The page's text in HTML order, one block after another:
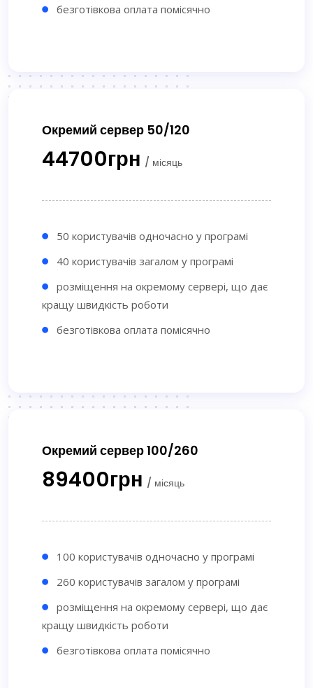
безготівкова оплата помісячно
Окремий сервер 50/120
44700грн / місяць
50 користувачів одночасно у програмі
40 користувачів загалом у програмі
розміщення на окремому сервері, що дає
кращу швидкість роботи
безготівкова оплата помісячно
Окремий сервер 100/260
89400грн / місяць
100 користувачів одночасно у програмі
260 користувачів загалом у програмі
розміщення на окремому сервері, що дає
кращу швидкість роботи
безготівкова оплата помісячно